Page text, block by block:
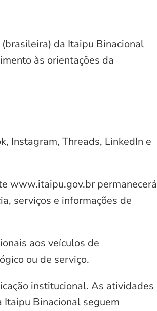
da Itaipu Binacional
às orientações da
Instagram, Threads, LinkedIn e
www.itaipu.gov.br permanecerá
serviços e informações de
aos veículos de
ou de serviço.
institucional. As atividades
Binacional seguem